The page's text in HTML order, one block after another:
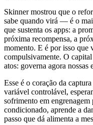
Skinner mostrou que o
sabe quando virá — é o
que sustenta os apps: a
próxima recompensa, a
momento. E é por isso que
compulsivamente. O
atos: governa agora nossas
Esse é o coração da
variável controlável,
sofrimento em
condicionado, aprende a
passo que dá alimenta a